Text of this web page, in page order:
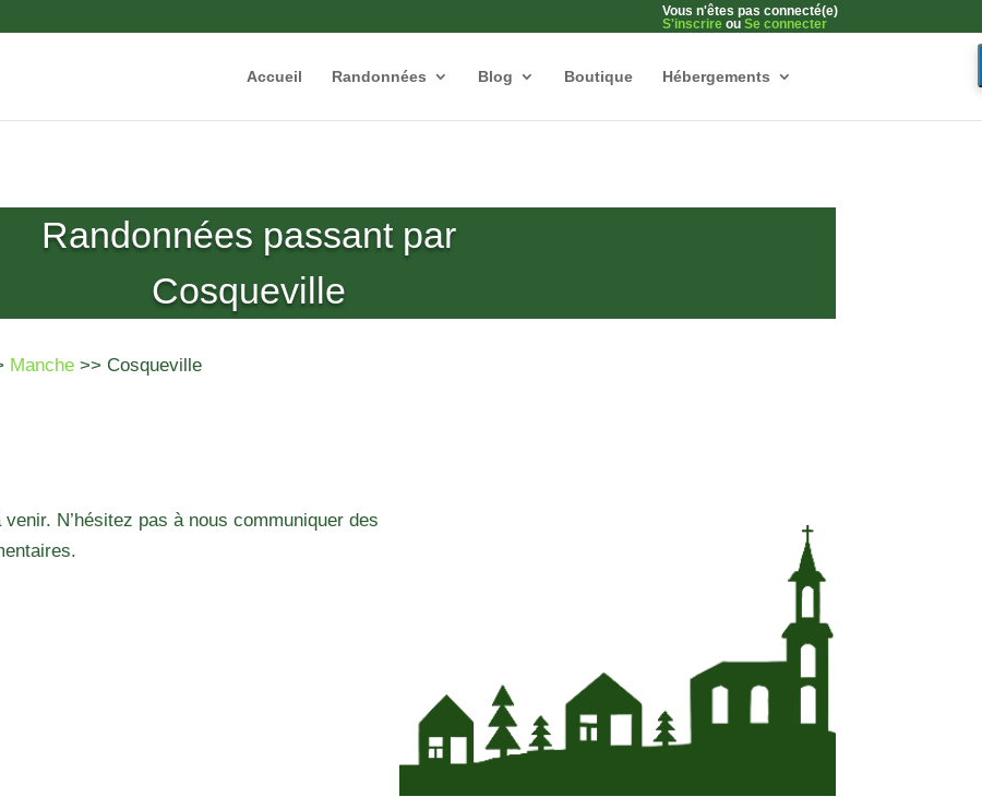
Vous n'êtes pas connecté(e)
S'inscrire ou Se connecter
Accueil Randonnées Blog Boutique Hébergements
Randonnées passant par
Cosqueville
Manche >> Cosqueville
N’hésitez pas à nous communiquer des